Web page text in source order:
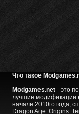
Что такое
Modgames.net- это
лучшие модификации
начале 2010го года,
Dragon Age: Origins.